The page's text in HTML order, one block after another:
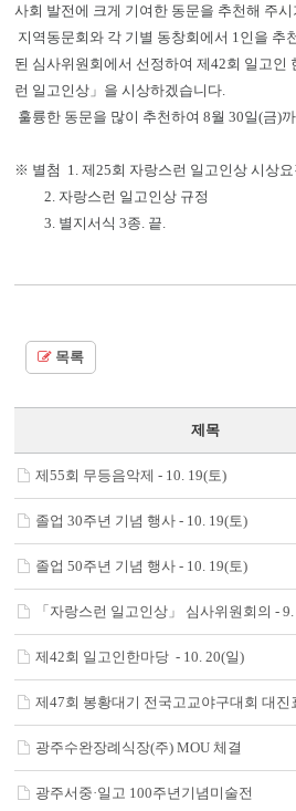
사회 발전에 크게 기여한 동문을 추천해 주
지역동문회와 각 기별 동창회에서 1인을 추
된 심사위원회에서 선정하여 제42회 일고인
런 일고인상」을 시상하겠습니다.
훌륭한 동문을 많이 추천하여 8월 30일(금)
※ 별첨 1. 제25회 자랑스런 일고인상 시상
2. 자랑스런 일고인상 규정
3. 별지서식 3종. 끝.
목록
제목
제55회 무등음악제 - 10. 19(토)
졸업 30주년 기념 행사 - 10. 19(토)
졸업 50주년 기념 행사 - 10. 19(토)
「자랑스런 일고인상」 심사위원회의 -
제42회 일고인한마당 - 10. 20(일)
제47회 봉황대기 전국고교야구대회 대진
광주수완장례식장(주) MOU 체결
광주서중·일고 100주년기념미술전